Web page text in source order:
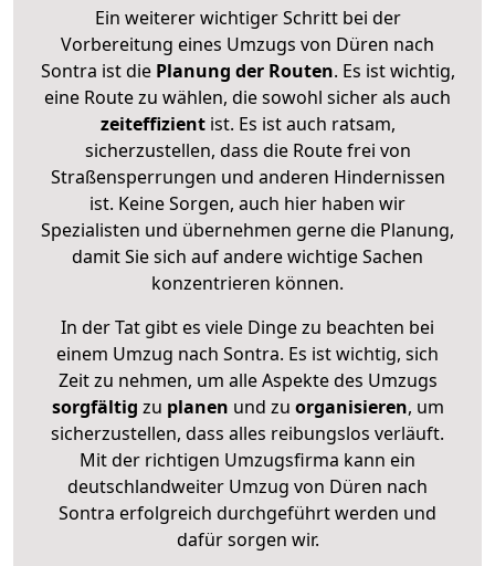
Ein weiterer wichtiger Schritt bei der
Vorbereitung eines Umzugs von Düren nach
Sontra ist diePlanung der Routen. Es ist wichtig,
eine Route zu wählen, die sowohl sicher als auch
zeiteffizientist. Es ist auch ratsam,
sicherzustellen, dass die Route frei von
Straßensperrungen und anderen Hindernissen
ist. Keine Sorgen, auch hier haben wir
Spezialisten und übernehmen gerne die Planung,
damit Sie sich auf andere wichtige Sachen
konzentrieren können.
In der Tat gibt es viele Dinge zu beachten bei
einem Umzug nach Sontra. Es ist wichtig, sich
Zeit zu nehmen, um alle Aspekte des Umzugs
sorgfältig zu planen und zu organisieren, um
sicherzustellen, dass alles reibungslos verläuft.
Mit der richtigen Umzugsfirma kann ein
deutschlandweiter Umzug von Düren nach
Sontra erfolgreich durchgeführt werden und
dafür sorgen wir.